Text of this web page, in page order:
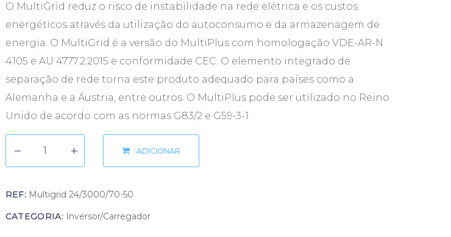
O MultiGrid reduz o risco de instabilidade na rede elétrica e os custos
energéticos através da utilização do autoconsumo e da armazenagem de
energia. O MultiGrid é a versão do MultiPlus com homologação VDE-AR-N
4105 e AU 4777.2:2015 e conformidade CEC. O elemento integrado de
separação de rede torna este produto adequado para países como a
Alemanha e a Áustria, entre outros. O MultiPlus pode ser utilizado no Reino
Unido de acordo com as normas G83/2 e G59-3-1.
ADICIONAR
REF: Multigrid 24/3000/70-50
CATEGORIA: Inversor/Carregador